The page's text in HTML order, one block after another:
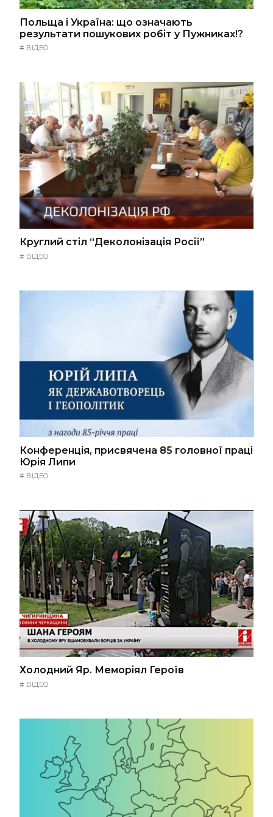
Польща і Україна: що означають
результати пошукових робіт у Пужниках!?
# ВІДЕО
Круглий стіл “Деколонізація Росії”
# ВІДЕО
Конференція, присвячена 85 головної праці
Юрія Липи
# ВІДЕО
Холодний Яр. Меморіял Героїв
# ВІДЕО